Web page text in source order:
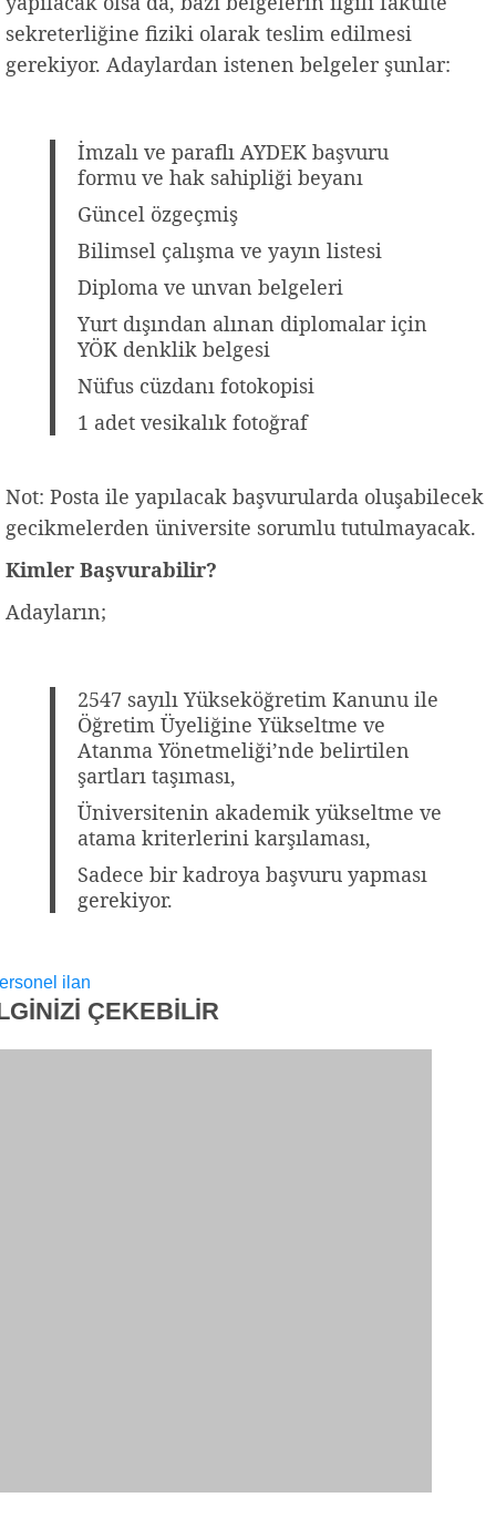
sekreterliğine fiziki olarak teslim edilmesi
gerekiyor. Adaylardan istenen belgeler şunlar:
İmzalı ve paraflı AYDEK başvuru
formu ve hak sahipliği beyanı
Güncel özgeçmiş
Bilimsel çalışma ve yayın listesi
Diploma ve unvan belgeleri
Yurt dışından alınan diplomalar için
YÖK denklik belgesi
Nüfus cüzdanı fotokopisi
1 adet vesikalık fotoğraf
Not: Posta ile yapılacak başvurularda oluşabilecek
gecikmelerden üniversite sorumlu tutulmayacak.
Kimler Başvurabilir?
Adayların;
2547 sayılı Yükseköğretim Kanunu ile
Öğretim Üyeliğine Yükseltme ve
Atanma Yönetmeliği’nde belirtilen
şartları taşıması,
Üniversitenin akademik yükseltme ve
atama kriterlerini karşılaması,
Sadece bir kadroya başvuru yapması
gerekiyor.
ilan
ÇEKEBİLİR